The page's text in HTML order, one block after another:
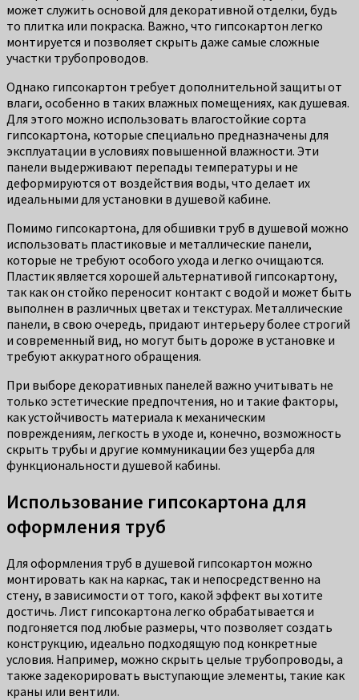
может служить основой для декоративной отделки, будь
то плитка или покраска. Важно, что гипсокартон легко
монтируется и позволяет скрыть даже самые сложные
участки трубопроводов.
Однако гипсокартон требует дополнительной защиты от
влаги, особенно в таких влажных помещениях, как душевая.
Для этого можно использовать влагостойкие сорта
гипсокартона, которые специально предназначены для
эксплуатации в условиях повышенной влажности. Эти
панели выдерживают перепады температуры и не
деформируются от воздействия воды, что делает их
идеальными для установки в душевой кабине.
Помимо гипсокартона, для обшивки труб в душевой можно
использовать пластиковые и металлические панели,
которые не требуют особого ухода и легко очищаются.
Пластик является хорошей альтернативой гипсокартону,
так как он стойко переносит контакт с водой и может быть
выполнен в различных цветах и текстурах. Металлические
панели, в свою очередь, придают интерьеру более строгий
и современный вид, но могут быть дороже в установке и
требуют аккуратного обращения.
При выборе декоративных панелей важно учитывать не
только эстетические предпочтения, но и такие факторы,
как устойчивость материала к механическим
повреждениям, легкость в уходе и, конечно, возможность
скрыть трубы и другие коммуникации без ущерба для
функциональности душевой кабины.
Использование гипсокартона для
оформления труб
Для оформления труб в душевой гипсокартон можно
монтировать как на каркас, так и непосредственно на
стену, в зависимости от того, какой эффект вы хотите
достичь. Лист гипсокартона легко обрабатывается и
подгоняется под любые размеры, что позволяет создать
конструкцию, идеально подходящую под конкретные
условия. Например, можно скрыть целые трубопроводы, а
также задекорировать выступающие элементы, такие как
краны или вентили.